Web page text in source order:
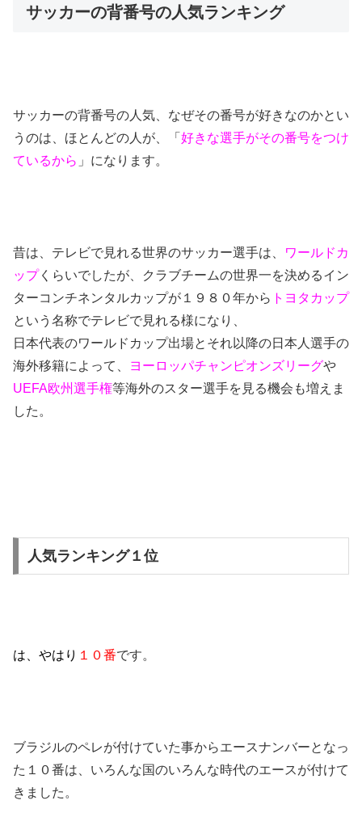
サッカーの背番号の人気ランキング
サッカーの背番号の人気、なぜその番号が好きなのかとい
うのは、ほとんどの人が、「 好きな選手がその番号をつけ
ているから 」になります。
昔は、テレビで見れる世界のサッカー選手は、
ワールドカ
ップくらいでしたが、クラブチームの世界一を決めるイン
ターコンチネンタルカップが１９８０年から トヨタカップ
という名称でテレビで見れる様になり、
日本代表のワールドカップ出場とそれ以降の日本人選手の
海外移籍によって、
ヨーロッパチャンピオンズリーグや
UEFA欧州選手権等海外のスター選手を見る機会も増えま
した。
人気ランキング１位
は、やはり １０番です。
ブラジルのペレが付けていた事からエースナンバーとなっ
た１０番は、いろんな国のいろんな時代のエースが付けて
きました。